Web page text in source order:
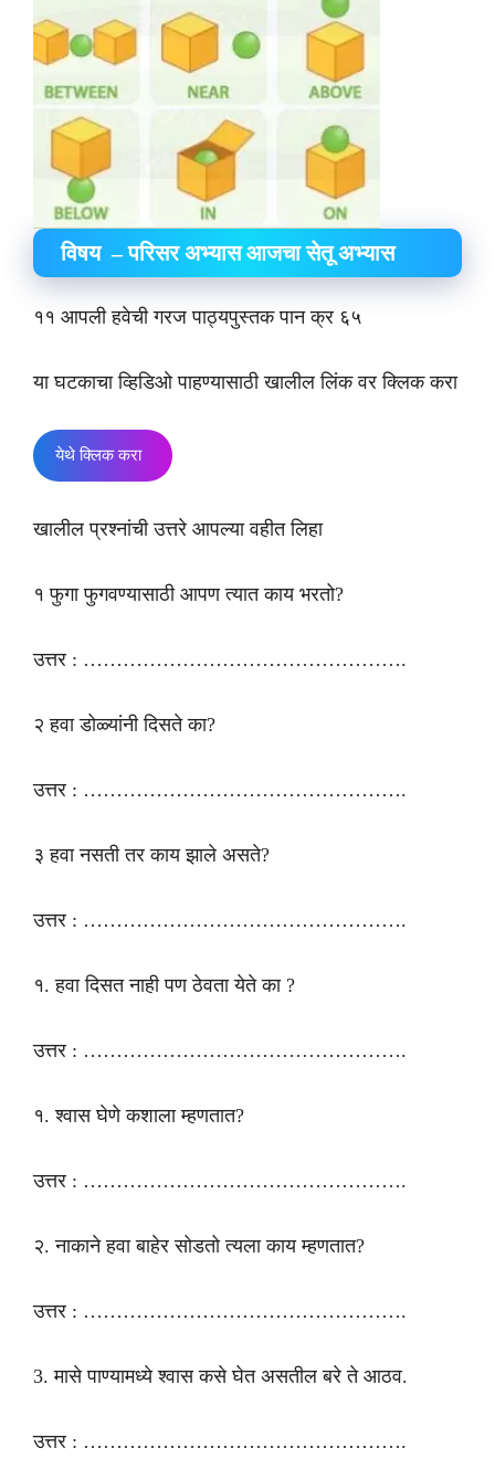
विषय – परिसर अभ्यास आजचा सेतू अभ्यास
११ आपली हवेची गरज पाठ्यपुस्तक पान क्र ६५
या घटकाचा व्हिडिओ पाहण्यासाठी खालील लिंक वर क्लिक करा
येथे क्लिक करा
खालील प्रश्नांची उत्तरे आपल्या वहीत लिहा
१ फुगा फुगवण्यासाठी आपण त्यात काय भरतो?
उत्तर : ………………………………………….
२ हवा डोळ्यांनी दिसते का?
उत्तर : ………………………………………….
३ हवा नसती तर काय झाले असते?
उत्तर : ………………………………………….
१. हवा दिसत नाही पण ठेवता येते का ?
उत्तर : ………………………………………….
१. श्वास घेणे कशाला म्हणतात?
उत्तर : ………………………………………….
२. नाकाने हवा बाहेर सोडतो त्यला काय म्हणतात?
उत्तर : ………………………………………….
3. मासे पाण्यामध्ये श्वास कसे घेत असतील बरे ते आठव.
उत्तर : ………………………………………….